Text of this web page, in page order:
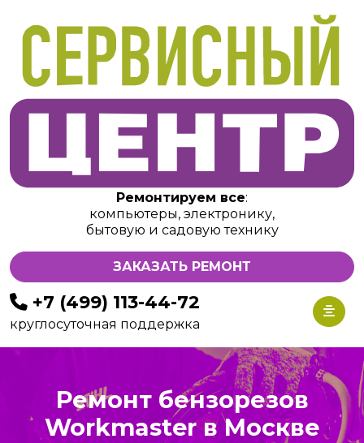
Ремонтируем все:
компьютеры, электронику,
бытовую и садовую технику
ЗАКАЗАТЬ РЕМОНТ
+7 (499) 113-44-72
круглосуточная поддержка
Ремонт бензорезов
Workmaster в Москве